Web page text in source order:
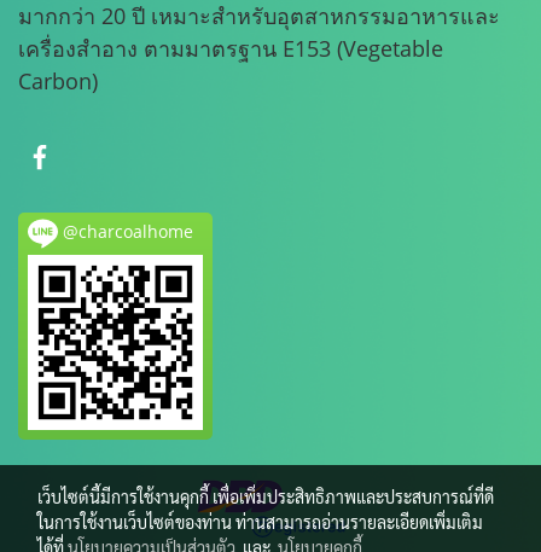
มากกว่า 20 ปี เหมาะสำหรับอุตสาหกรรมอาหารและ
เครื่องสำอาง ตามมาตรฐาน E153 (Vegetable
Carbon)
@charcoalhome
เว็บไซต์นี้มีการใช้งานคุกกี้ เพื่อเพิ่มประสิทธิภาพและประสบการณ์ที่ดี
ในการใช้งานเว็บไซต์ของท่าน ท่านสามารถอ่านรายละเอียดเพิ่มเติม
ได้ที่นโยบายความเป็นส่วนตัว และ นโยบายคุกกี้